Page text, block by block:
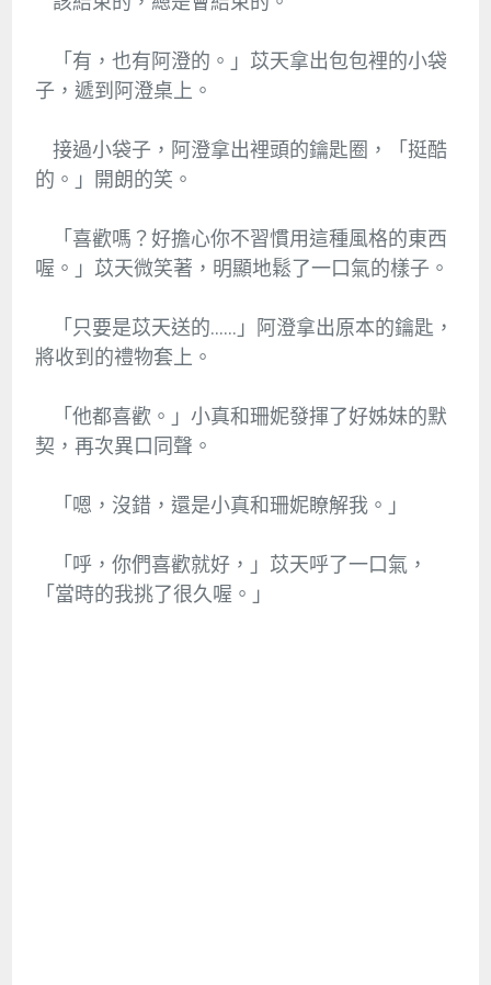
「有，也有阿澄的。」苡天拿出包包裡的小袋
子，遞到阿澄桌上。
接過小袋子，阿澄拿出裡頭的鑰匙圈，「挺酷
的。」開朗的笑。
「喜歡嗎？好擔心你不習慣用這種風格的東西
喔。」苡天微笑著，明顯地鬆了一口氣的樣子。
「只要是苡天送的……」阿澄拿出原本的鑰匙，
將收到的禮物套上。
「他都喜歡。」小真和珊妮發揮了好姊妹的默
契，再次異口同聲。
「嗯，沒錯，還是小真和珊妮瞭解我。」
「呼，你們喜歡就好，」苡天呼了一口氣，
「當時的我挑了很久喔。」